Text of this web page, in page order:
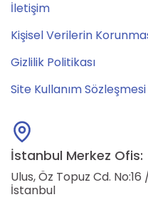
İletişim
Kişisel Verilerin
Gizlilik Politikası
Site Kullanım Sözleşmesi
İstanbul Merkez Ofis:
Ulus, Öz Topuz Cd.
İstanbul